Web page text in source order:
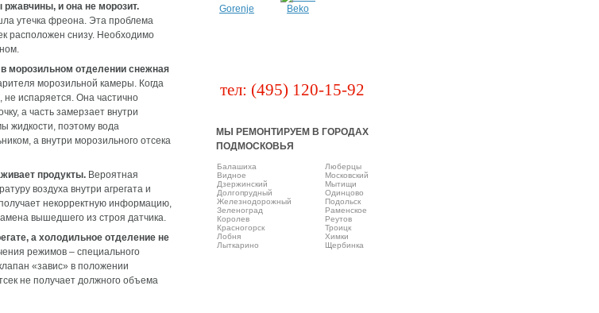
ржавчины, и она не морозит.
утечка фреона. Эта проблема
расположен снизу. Необходимо
морозильном отделении снежная
морозильной камеры. Когда
не испаряется. Она частично
а часть замерзает внутри
жидкости, поэтому вода
а внутри морозильного отсека
продукты. Вероятная
воздуха внутри агрегата и
некорректную информацию,
вышедшего из строя датчика.
а холодильное отделение не
режимов – специального
«завис» в положении
не получает должного объема
Gorenje Beko
тел: (495) 120-15-92
МЫ РЕМОНТИРУЕМ В ГОРОДАХ
ПОДМОСКОВЬЯ
Балашиха
Виднoe
Дзержинский
Долгопрудный
Железнодорожный
Зеленоград
Королев
Красногорск
Лобня
Лыткарино
Люберцы
Московский
Мытищи
Одинцово
Подольск
Раменское
Реутов
Троицк
Химки
Щербинка